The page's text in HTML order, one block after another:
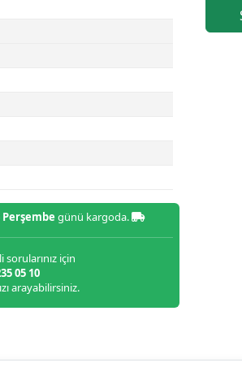
Perşembe günü kargoda.
için
05 10
arayabilirsiniz.